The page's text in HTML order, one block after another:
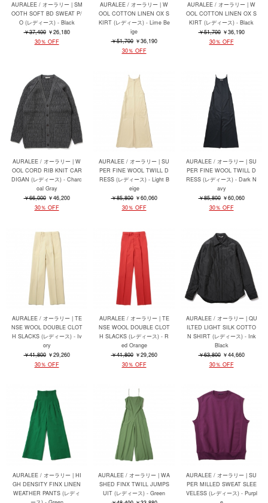
AURALEE / オーラリー | SM
OOTH SOFT BD SWEAT P/
O (レディース) - Black
￥37,400 ￥26,180
30％ OFF
AURALEE / オーラリー | W
OOL COTTON LINEN OX S
KIRT (レディース) - Lime Be
ige
￥51,700 ￥36,190
30％ OFF
AURALEE / オーラリー | W
OOL COTTON LINEN OX S
KIRT (レディース) - Black
￥51,700 ￥36,190
30％ OFF
AURALEE / オーラリー | W
OOL CORD RIB KNIT CAR
DIGAN (レディース) - Charc
oal Gray
￥66,000 ￥46,200
30％ OFF
AURALEE / オーラリー | SU
PER FINE WOOL TWILL D
RESS (レディース) - Light B
eige
￥85,800 ￥60,060
30％ OFF
AURALEE / オーラリー | SU
PER FINE WOOL TWILL D
RESS (レディース) - Dark N
avy
￥85,800 ￥60,060
30％ OFF
AURALEE / オーラリー | TE
NSE WOOL DOUBLE CLOT
H SLACKS (レディース) - Iv
ory
￥41,800 ￥29,260
30％ OFF
AURALEE / オーラリー | TE
NSE WOOL DOUBLE CLOT
H SLACKS (レディース) - R
ed Orange
￥41,800 ￥29,260
30％ OFF
AURALEE / オーラリー | QU
ILTED LIGHT SILK COTTO
N SHIRT (レディース) - Ink
Black
￥63,800 ￥44,660
30％ OFF
AURALEE / オーラリー | HI
GH DENSITY FINX LINEN
WEATHER PANTS (レディ
AURALEE / オーラリー | WA
SHED FINX TWILL JUMPS
UIT (レディース) - Green
AURALEE / オーラリー | SU
PER MILLED SWEAT SLEE
VELESS (レディース) - Purpl